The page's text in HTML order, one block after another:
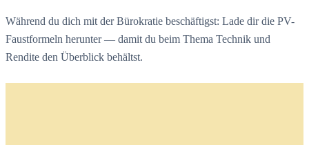
Während du dich mit der Bürokratie beschäftigst: Lade dir die PV-
Faustformeln herunter — damit du beim Thema Technik und
Rendite den Überblick behältst.